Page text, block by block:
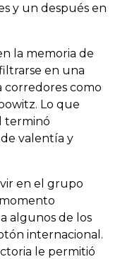
y un después en
la memoria de
en una
corredores como
Lo que
terminó
valentía y
en el grupo
algunos de los
internacional.
le permitió